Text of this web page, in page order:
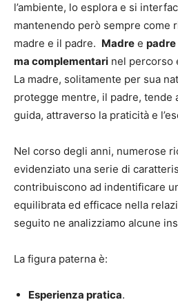
l’ambiente, lo esplora e si
mantenendo però sempre come
madre e il padre. Madre e padre
ma complementari nel percorso
La madre, solitamente per sua
protegge mentre, il padre, tende
guida, attraverso la praticità e
Nel corso degli anni, numerose
evidenziato una serie di
contribuiscono ad indentificare
equilibrata ed efficace nella
seguito ne analizziamo alcune
La figura paterna è:
Esperienza pratica.